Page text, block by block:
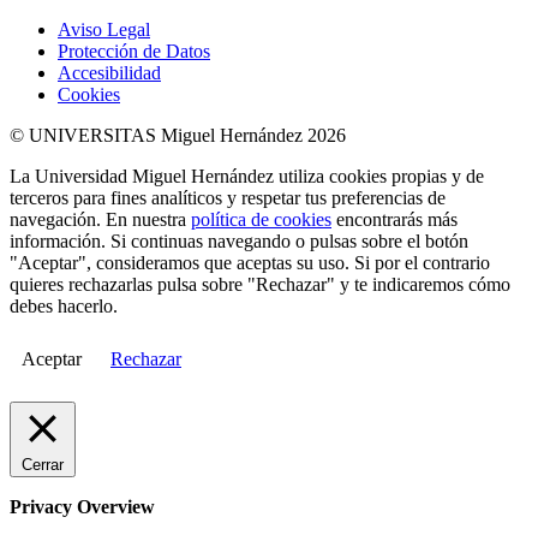
Aviso Legal
Protección de Datos
Accesibilidad
Cookies
© UNIVERSITAS Miguel Hernández 2026
La Universidad Miguel Hernández utiliza cookies propias y de
terceros para fines analíticos y respetar tus preferencias de
navegación. En nuestra política de cookies encontrarás más
información. Si continuas navegando o pulsas sobre el botón
"Aceptar", consideramos que aceptas su uso. Si por el contrario
quieres rechazarlas pulsa sobre "Rechazar" y te indicaremos cómo
debes hacerlo.
Aceptar Rechazar
Cerrar
Privacy Overview